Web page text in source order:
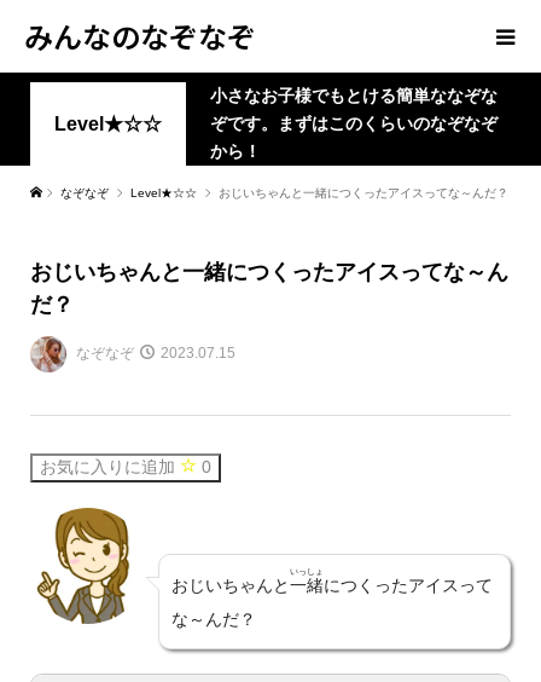
みんなのなぞなぞ
Level★☆☆
小さなお子様でもとける簡単ななぞな
ぞです。まずはこのくらいのなぞなぞ
から！
なぞなぞ Level★☆☆ おじいちゃんと一緒につくったアイスってな～んだ？
おじいちゃんと一緒につくったアイスってな～ん
だ？
なぞなぞ 2023.07.15
お気に入りに追加 0
おじいちゃんと一緒
いっしょ
につくったアイスって
な～んだ？